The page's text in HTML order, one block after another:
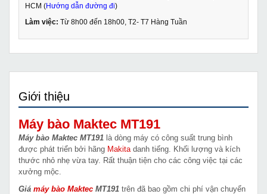
HCM (Hướng dẫn đường đi)
Làm việc: Từ 8h00 đến 18h00, T2- T7 Hàng Tuần
Giới thiệu
Máy bào Maktec MT191
Máy bào Maktec MT191 là dòng máy có công suất trung bình
được phát triển bởi hãng Makita danh tiếng. Khối lượng và kích
thước nhỏ nhẹ vừa tay. Rất thuận tiện cho các công việc tại các
xưởng mộc.
Giá máy bào Maktec MT191 trên đã bao gồm chi phí vận chuyển